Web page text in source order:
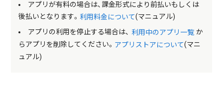
アプリが有料の場合は、課金形式により前払いもしくは
後払いとなります。 利用料金について(マニュアル)
アプリの利用を停止する場合は、 利用中のアプリ一覧か
らアプリを削除してください。 アプリストアについて(マニ
ュアル)